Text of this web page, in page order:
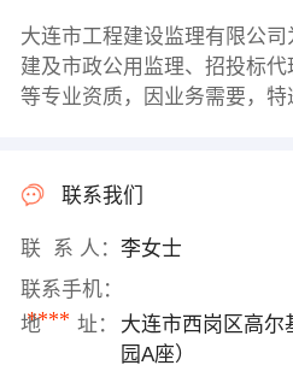
大连市工程建设监理有限公
建及市政公用监理、招投标
等专业资质，因业务需要，特
联系我们
联 系 人： 李女士
联系手机：
****
地 址：
大连市西岗区高尔
园A座）